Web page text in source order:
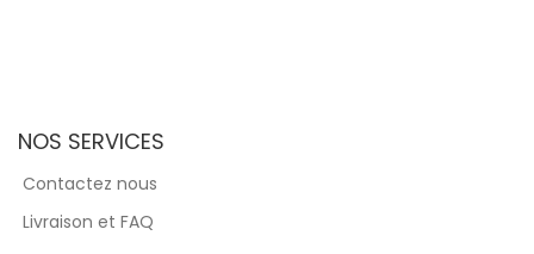
NOS SERVICES
Contactez nous
Livraison et FAQ